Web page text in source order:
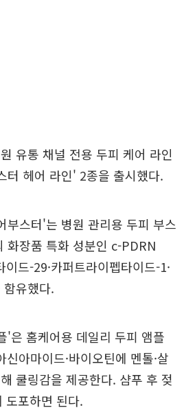
유통 채널 전용 두피 케어 라인
터 헤어 라인' 2종을 출시했다.
부스터'는 병원 관리용 두피 부스
화장품 특화 성분인 c-PDRN
드-29·카퍼트라이펩타이드-1·
함유했다.
'은 홈케어용 데일리 두피 앰플
아마이드·바이오틴에 멘톨·살
쿨링감을 제공한다. 샴푸 후 젖
도포하면 된다.